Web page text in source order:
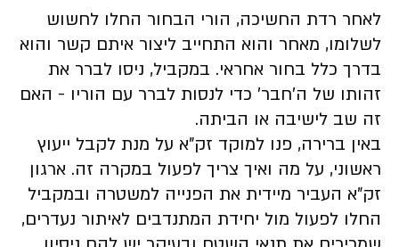
לאחר רדת החשיכה, הורי הבחור החלו לחשוש
לשלומו, מאחר והוא התחייב ליצור איתם קשר והוא
בדרך כלל בחור אחראי. במקביל, ניסו לברר את
זהותו של ה'חבר' כדי לנסות לברר עם הוריו - האם
זה שב לישיבה או הביתה.
באין ברירה, פנו למוקד זק"א על מנת לקבל ייעוץ
ראשוני, על מה ואיך צריך לפעול במקרה זה. ארגון
זק"א העביר מיידית את הפנייה למשטרה ובמקביל
החלו לפעול מול יחידת המתנדבים לאיתור נעדרים,